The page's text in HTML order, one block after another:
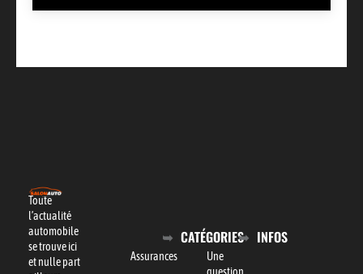
Toute
l’actualité
automobile
se trouve ici
et nulle part
CATÉGORIES
Assurances
INFOS
Une